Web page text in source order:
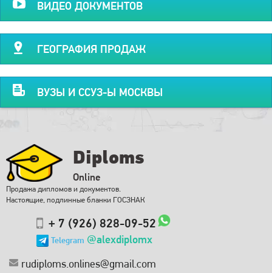
ВИДЕО ДОКУМЕНТОВ
ГЕОГРАФИЯ ПРОДАЖ
ВУЗЫ И ССУЗ-Ы МОСКВЫ
Diploms
Online
Продажа дипломов и документов.
Настоящие, подлинные бланки ГОСЗНАК
+ 7 (926) 828-09-52
Telegram @alexdiplomx
rudiploms.onlines@gmail.com